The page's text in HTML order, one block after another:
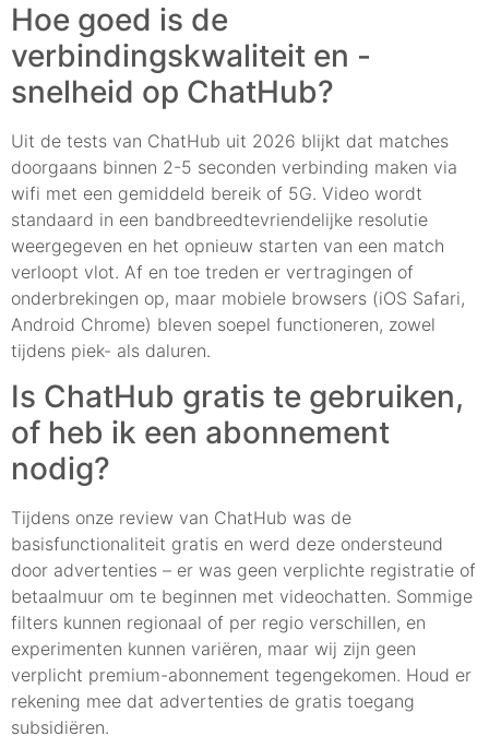
Hoe goed is de
verbindingskwaliteit en -
snelheid op ChatHub?
Uit de tests van ChatHub uit 2026 blijkt dat matches
doorgaans binnen 2-5 seconden verbinding maken via
wifi met een gemiddeld bereik of 5G. Video wordt
standaard in een bandbreedtevriendelijke resolutie
weergegeven en het opnieuw starten van een match
verloopt vlot. Af en toe treden er vertragingen of
onderbrekingen op, maar mobiele browsers (iOS Safari,
Android Chrome) bleven soepel functioneren, zowel
tijdens piek- als daluren.
Is ChatHub gratis te gebruiken,
of heb ik een abonnement
nodig?
Tijdens onze review van ChatHub was de
basisfunctionaliteit gratis en werd deze ondersteund
door advertenties – er was geen verplichte registratie of
betaalmuur om te beginnen met videochatten. Sommige
filters kunnen regionaal of per regio verschillen, en
experimenten kunnen variëren, maar wij zijn geen
verplicht premium-abonnement tegengekomen. Houd er
rekening mee dat advertenties de gratis toegang
subsidiëren.